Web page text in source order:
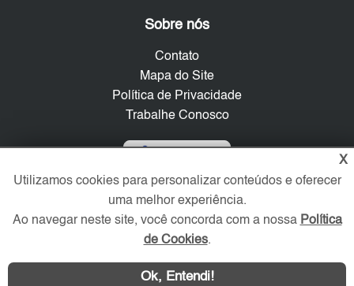
Sobre nós
Contato
Mapa do Site
Política de Privacidade
Trabalhe Conosco
Redes Sociais
X
Utilizamos cookies para personalizar conteúdos e oferecer
uma melhor experiência.
Ao navegar neste site, você concorda com a nossa Política
de Cookies.
Ok, Entendi!